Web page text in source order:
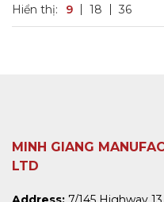
Hiển thị: 9 18 36
MINH GIANG
LTD